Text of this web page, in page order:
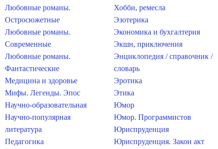
Любовные романы.
Остросюжетные
Любовные романы.
Современные
Любовные романы.
Фантастические
Медицина и здоровье
Мифы. Легенды. Эпос
Научно-образовательная
Научно-популярная
литература
Педагогика
Хобби, ремесла
Эзотерика
Экономика и бухгалтерия
Экшн, приключения
Энциклопедия / справочник /
словарь
Эротика
Этика
Юмор
Юмор. Программистов
Юриспруденция
Юриспруденция. Закон акт